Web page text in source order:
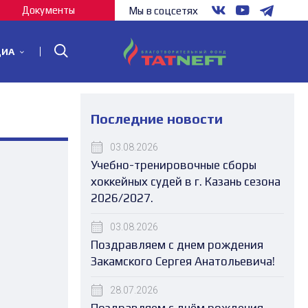
Документы Мы в соцсетях
Последние новости
03.08.2026
Учебно-тренировочные сборы
хоккейных судей в г. Казань сезона
2026/2027.
03.08.2026
Поздравляем с днем рождения
Закамского Сергея Анатольевича!
28.07.2026